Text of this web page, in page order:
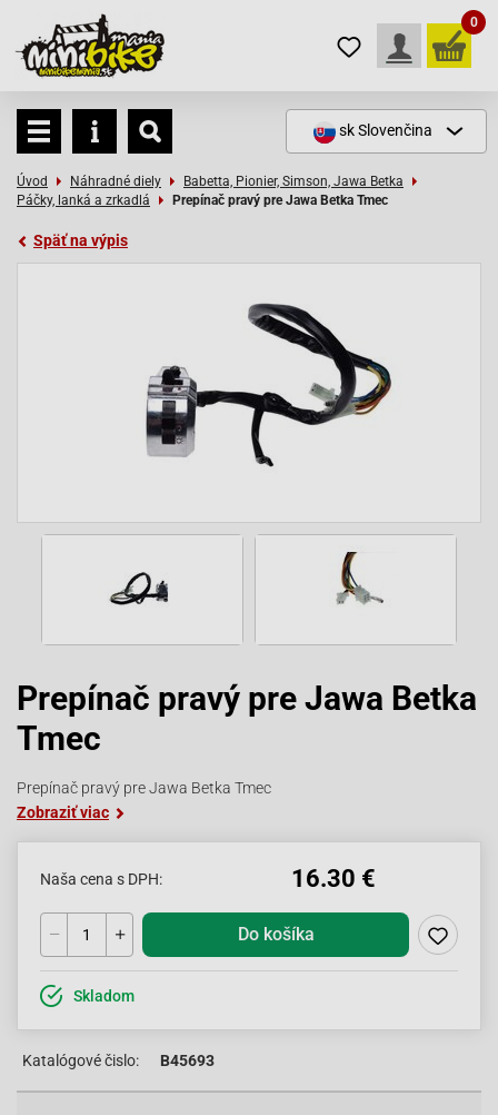
0
skSlovenčina
Úvod Náhradné diely
Babetta, Pionier, Simson, Jawa Betka
Páčky, lanká a zrkadlá
Prepínač pravý pre Jawa Betka Tmec
Späť na výpis
Prepínač pravý pre Jawa Betka
Tmec
Prepínač pravý pre Jawa Betka Tmec
Zobraziť viac
Naša cena s DPH: 16.30 €
Do košíka
Skladom
Katalógové čislo: B45693